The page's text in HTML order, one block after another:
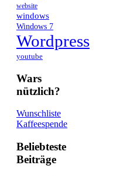
website
windows
Windows 7
Wordpress
youtube
Wars
nützlich?
Wunschliste
Kaffeespende
Beliebteste
Beiträge